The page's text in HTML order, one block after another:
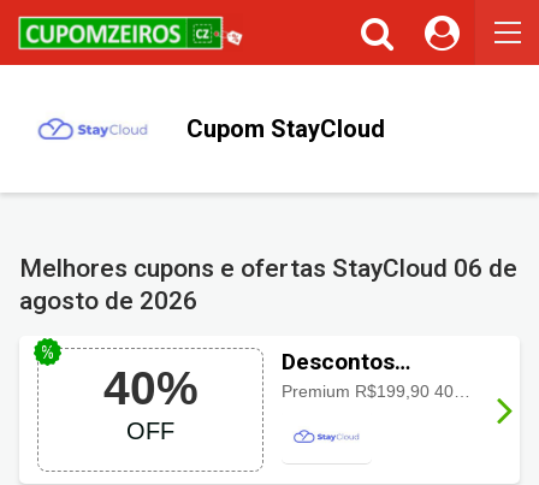
Cupom StayCloud
Melhores cupons e ofertas StayCloud 06 de
agosto de 2026
40%
OFF
Descontos
StayCloud com
Premium